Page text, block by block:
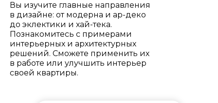
Вы изучите главные направления
в дизайне: от модерна и ар-деко
до эклектики и хай-тека.
Познакомитесь с примерами
интерьерных и архитектурных
решений. Сможете применить их
в работе или улучшить интерьер
своей квартиры.
Стоимость *
Подача материала *
Программа обучения *